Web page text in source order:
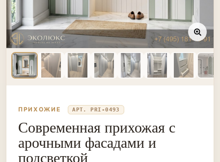
ПРИХОЖИЕ АРТ. PRI-0493
Современная прихожая с
арочными фасадами и
подсветкой